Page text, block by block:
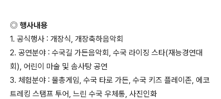
◎ 행사내용
1. 공식행사 : 개장식, 개장축하음악회
2. 공연분야 : 수국길 가든음악회, 수국 라이징 스타(재능경연대
회), 어린이 마술 및 솜사탕 공연
3. 체험분야 : 물총게임, 수국 타로 가든, 수국 키즈 플레이존, 에코
트레킹 스탬프 투어, 느린 수국 우체통, 사진인화